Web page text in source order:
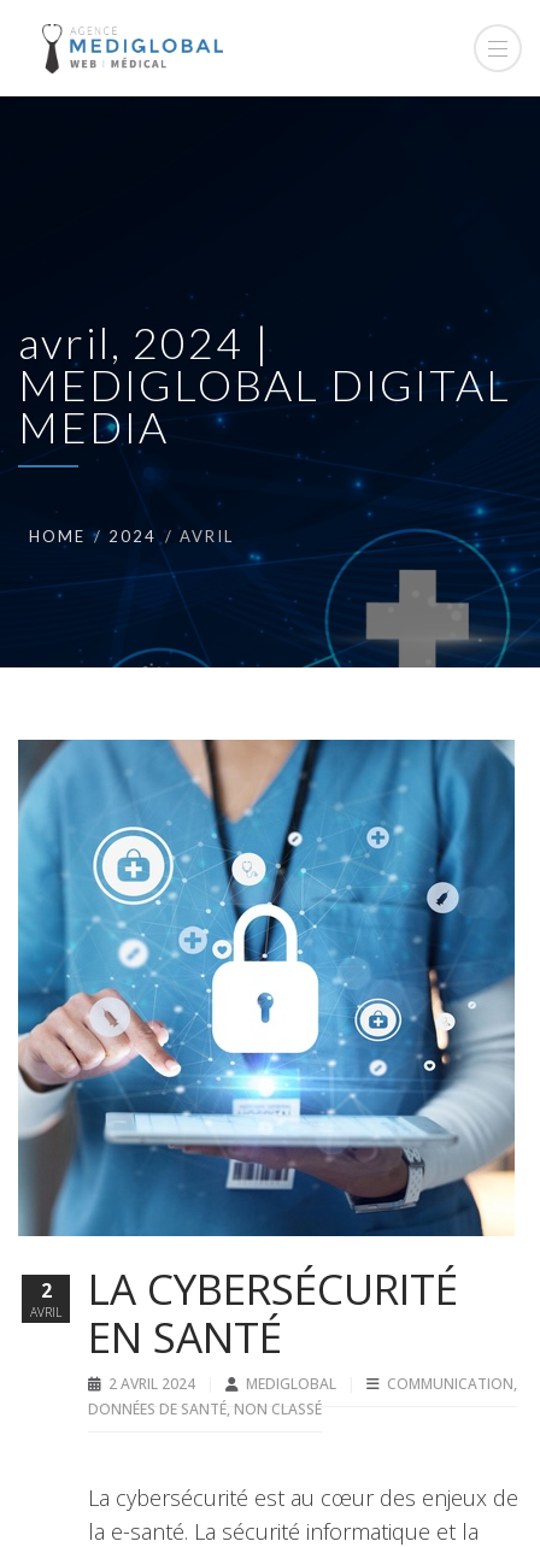
avril, 2024 |
MEDIGLOBAL DIGITAL
MEDIA
HOME 2024 AVRIL
LA CYBERSÉCURITÉ
EN SANTÉ
2 AVRIL 2024 MEDIGLOBAL COMMUNICATION,
DONNÉES DE SANTÉ, NON CLASSÉ
La cybersécurité est au cœur des enjeux de
la e-santé. La sécurité informatique et la
2
AVRIL